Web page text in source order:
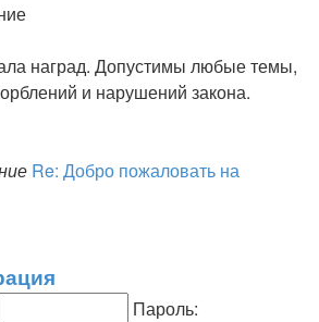
наград. Допустимы любые темы,
и нарушений закона.
Re: Добро пожаловать на
Пароль: